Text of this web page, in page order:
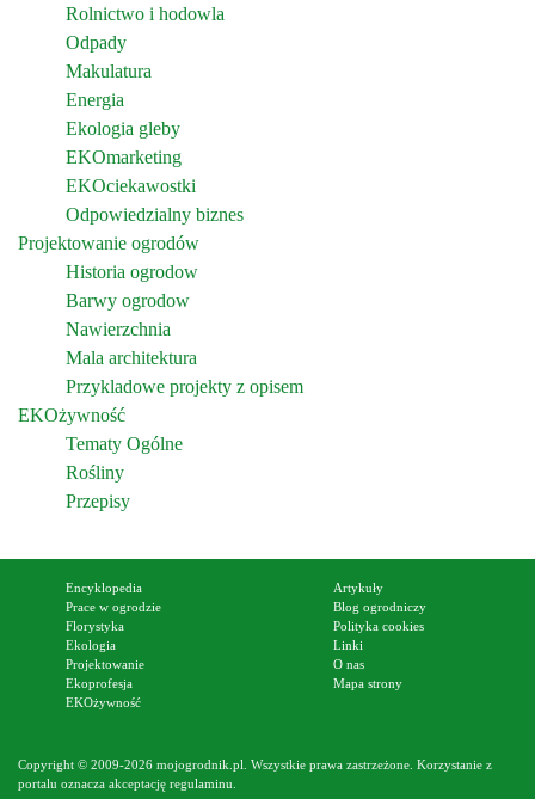
Rolnictwo i hodowla
Odpady
Makulatura
Energia
Ekologia gleby
EKOmarketing
EKOciekawostki
Odpowiedzialny biznes
Projektowanie ogrodów
Historia ogrodow
Barwy ogrodow
Nawierzchnia
Mala architektura
Przykladowe projekty z opisem
EKOżywność
Tematy Ogólne
Rośliny
Przepisy
Encyklopedia
Prace w ogrodzie
Florystyka
Ekologia
Projektowanie
Ekoprofesja
EKOżywność
Artykuły
Blog ogrodniczy
Polityka cookies
Linki
O nas
Mapa strony
Copyright © 2009-2026 mojogrodnik.pl. Wszystkie prawa zastrzeżone. Korzystanie z
portalu oznacza akceptację regulaminu.